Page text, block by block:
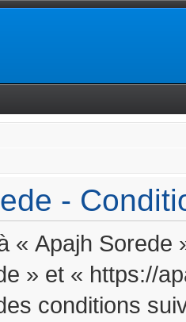
-
« Apajh
» et « https://
conditions